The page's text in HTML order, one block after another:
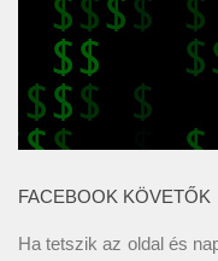
FACEBOOK KÖVETŐK
Ha tetszik az oldal és